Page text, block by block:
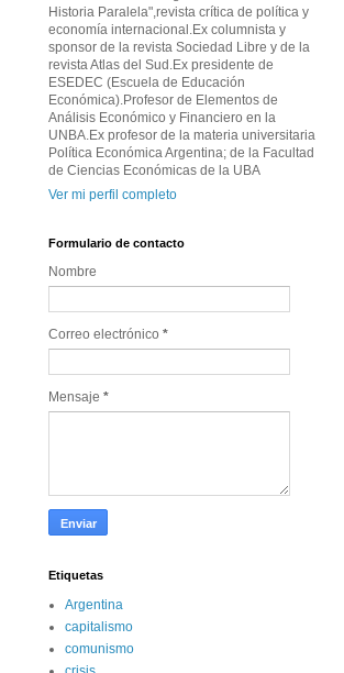
Historia Paralela",revista crítica de política y
economía internacional.Ex columnista y
sponsor de la revista Sociedad Libre y de la
revista Atlas del Sud.Ex presidente de
ESEDEC (Escuela de Educación
Económica).Profesor de Elementos de
Análisis Económico y Financiero en la
UNBA.Ex profesor de la materia universitaria
Política Económica Argentina; de la Facultad
de Ciencias Económicas de la UBA
Ver mi perfil completo
Formulario de contacto
Nombre
Correo electrónico *
Mensaje *
Etiquetas
Argentina
capitalismo
comunismo